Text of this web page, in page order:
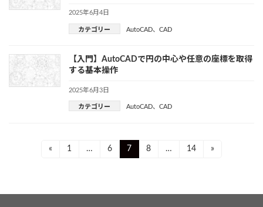
2025年6月4日
カテゴリー AutoCAD、 CAD
【入門】AutoCADで円の中心や任意の座標を取得
する基本操作
2025年6月3日
カテゴリー AutoCAD、 CAD
« Page
1 … Page
6 Page
7 Page
8 … Page
14 »